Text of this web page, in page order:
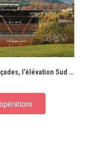
Plus fragmentée que les autres façades, l’élévation Sud caractérisée par sa structure en double V affirme sa propre identité.